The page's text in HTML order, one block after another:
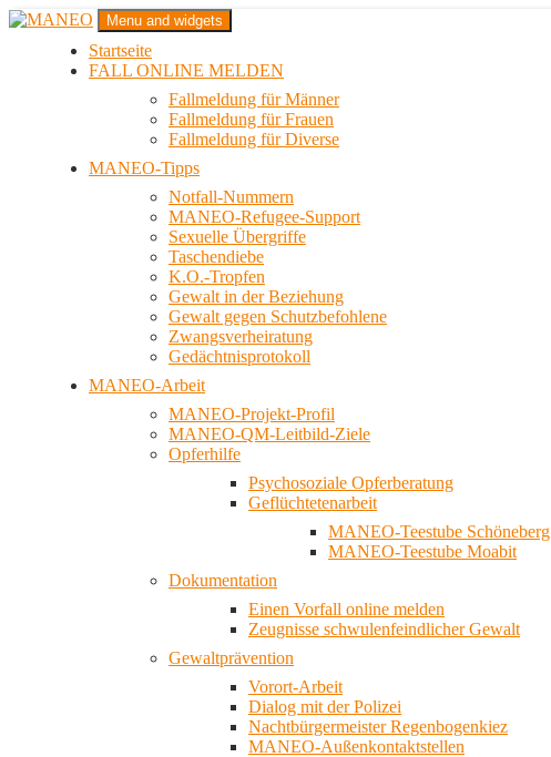
Zum
MANEO
Das schwule Anti-Gewalt-Projekt in Berlin
Menu and widgets
Startseite
FALL ONLINE MELDEN
Fallmeldung für Männer
Fallmeldung für Frauen
Fallmeldung für Diverse
MANEO-Tipps
Notfall-Nummern
MANEO-Refugee-Support
Sexuelle Übergriffe
Taschendiebe
K.O.-Tropfen
Gewalt in der Beziehung
Gewalt gegen Schutzbefohlene
Zwangsverheiratung
Gedächtnisprotokoll
MANEO-Arbeit
MANEO-Projekt-Profil
MANEO-QM-Leitbild-Ziele
Opferhilfe
Psychosoziale Opferberatung
Geflüchtetenarbeit
MANEO-Teestube Schöneberg
MANEO-Teestube Moabit
Dokumentation
Einen Vorfall online melden
Zeugnisse schwulenfeindlicher Gewalt
Gewaltprävention
Vorort-Arbeit
Dialog mit der Polizei
Nachtbürgermeister Regenbogenkiez
MANEO-Außenkontaktstellen